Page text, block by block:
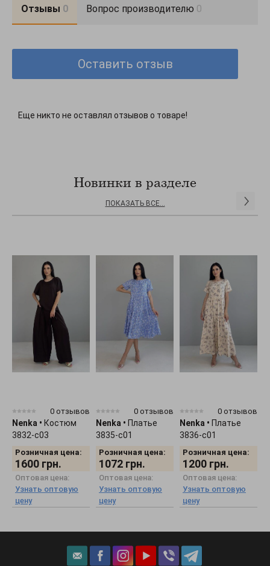
Об'єм по лінії стегон 116 см
Декорирование: С цветочным принтом
Стиль: Романтический
Отзывы 0 Вопрос производителю 0
Оставить отзыв
Еще никто не оставлял отзывов о товаре!
Новинки в разделе
ПОКАЗАТЬ ВСЕ...
0 отзывов
Nenka • Костюм
3832-c03
Розничная цена:
1600 грн.
Оптовая цена:
Узнать оптовую
цену
0 отзывов
Nenka • Платье
3835-c01
Розничная цена:
1072 грн.
Оптовая цена:
Узнать оптовую
цену
0 отзывов
Nenka • Платье
3836-c01
Розничная цена:
1200 грн.
Оптовая цена:
Узнать оптовую
цену